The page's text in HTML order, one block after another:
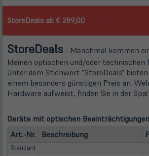
StoreDeals ab € 289,00
StoreDeals - Manchmal kommen
kleinen optischen und/oder technischen
Unter dem Stichwort "StoreDeals"
einem besonders günstigen Preis an.
Hardware aufweist, finden Sie in der
Geräte mit optischen
Art.-Nr.
Beschreibung
Standard